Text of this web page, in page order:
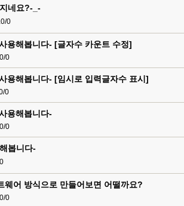
네요?-_-
0
용해봅니다- [글자수 카운트 수정]
0
용해봅니다- [임시로 입력글자수 표시]
0
용해봅니다-
0
봅니다-
웨어 방식으로 만들어보면 어떨까요?
0